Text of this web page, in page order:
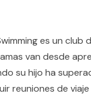
es un club
van desde
su hijo ha
de